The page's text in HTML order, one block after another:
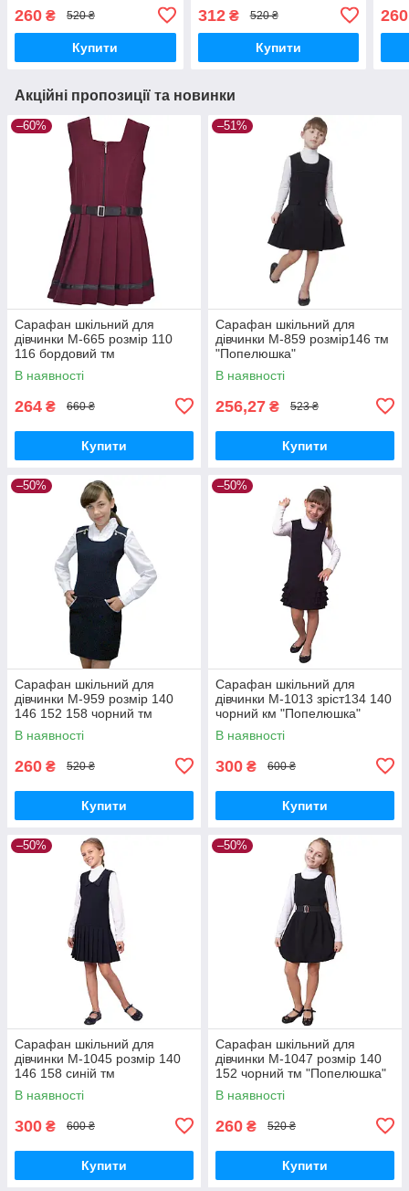
260 ₴ 520 ₴
Купити
312₴ 520 ₴
Купити
260
Акційні пропозиції та новинки
–60%
Сарафан шкільний для
дівчинки М-665 розмір 110
116 бордовий тм
"Попелюшка"
В наявності
264 ₴ 660 ₴
Купити
–51%
Сарафан шкільний для
дівчинки М-859 розмір146 тм
"Попелюшка"
В наявності
256,27 ₴ 523 ₴
Купити
–50%
Сарафан шкільний для
дівчинки М-959 розмір 140
146 152 158 чорний тм
"Попелюшка"
В наявності
260 ₴ 520 ₴
Купити
–50%
Сарафан шкільний для
дівчинки М-1013 зріст134 140
чорний км "Попелюшка"
В наявності
300 ₴ 600 ₴
Купити
–50%
Сарафан шкільний для
дівчинки М-1045 розмір 140
146 158 синій тм
"Попелюшка"
В наявності
300 ₴ 600 ₴
Купити
–50%
Сарафан шкільний для
дівчинки М-1047 розмір 140
152 чорний тм "Попелюшка"
В наявності
260 ₴ 520 ₴
Купити